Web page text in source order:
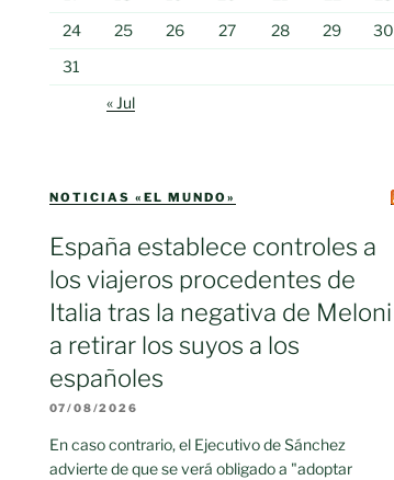
24
25 26 27 28 29
30
31
« Jul
NOTICIAS «EL MUNDO»
España establece controles a
los viajeros procedentes de
Italia tras la negativa de Meloni
a retirar los suyos a los
españoles
07/08/2026
En caso contrario, el Ejecutivo de Sánchez
advierte de que se verá obligado a "adoptar